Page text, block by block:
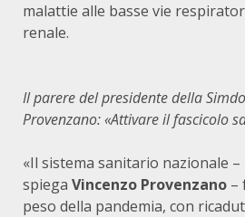
malattie alle basse vie
renale.
Il parere del presidente della
Provenzano: «Attivare il fascicolo
«Il sistema sanitario nazionale –
spiega Vincenzo Provenzano –
peso della pandemia, con